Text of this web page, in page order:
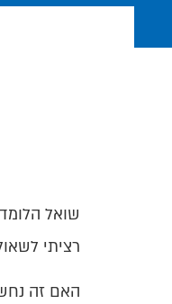
שואל
רציתי
האם זה